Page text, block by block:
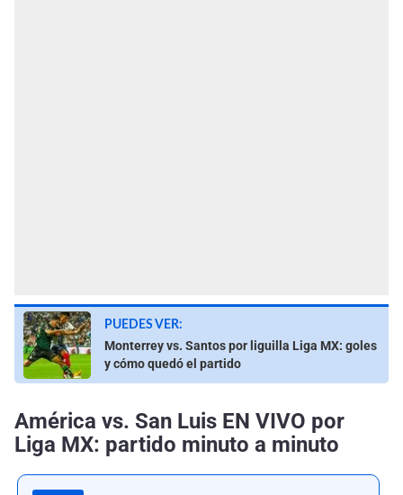
PUEDES VER:
Monterrey vs. Santos por liguilla Liga MX: goles
y cómo quedó el partido
América vs. San Luis EN VIVO por
Liga MX: partido minuto a minuto